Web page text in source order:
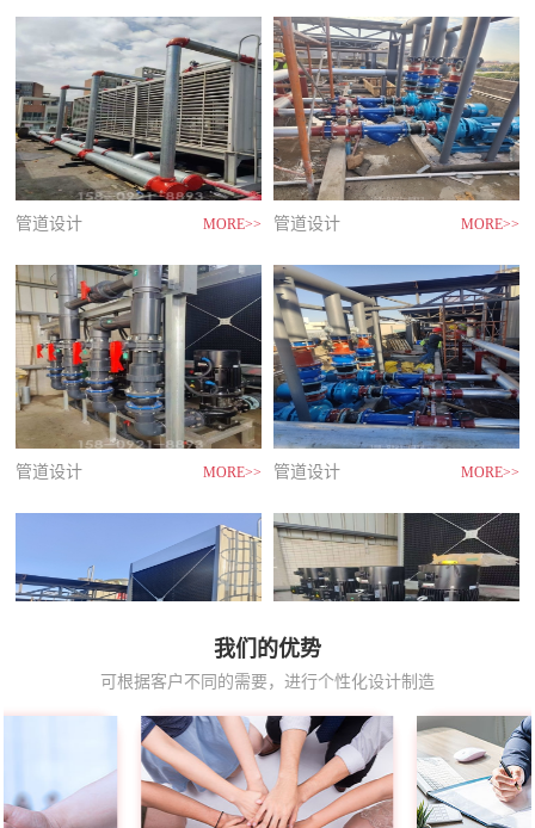
MORE>>
管道设计 MORE>>
管道设计
MORE>>
管道设计 MORE>>
管道设计
MORE>>
管道设计 MORE>>
管道设计
我们的优势
可根据客户不同的需要，进行个性化设计制造